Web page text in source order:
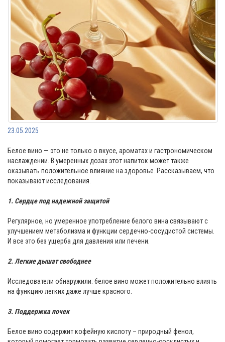
23.05.2025
Белое вино — это не только о вкусе, ароматах и ​​гастрономическом
наслаждении. В умеренных дозах этот напиток может также
оказывать положительное влияние на здоровье. Рассказываем, что
показывают исследования.
1. Сердце под надежной защитой
Регулярное, но умеренное употребление белого вина связывают с
улучшением метаболизма и функции сердечно-сосудистой системы.
И все это без ущерба для давления или печени.
2. Легкие дышат свободнее
Исследователи обнаружили: белое вино может положительно влиять
на функцию легких даже лучше красного.
3. Поддержка почек
Белое вино содержит кофейную кислоту – природный фенол,